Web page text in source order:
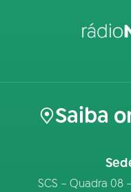
Saiba
SCS – Quadra 08